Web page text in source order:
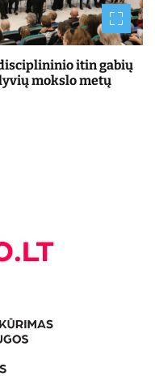
itin gabių
mokslo metų